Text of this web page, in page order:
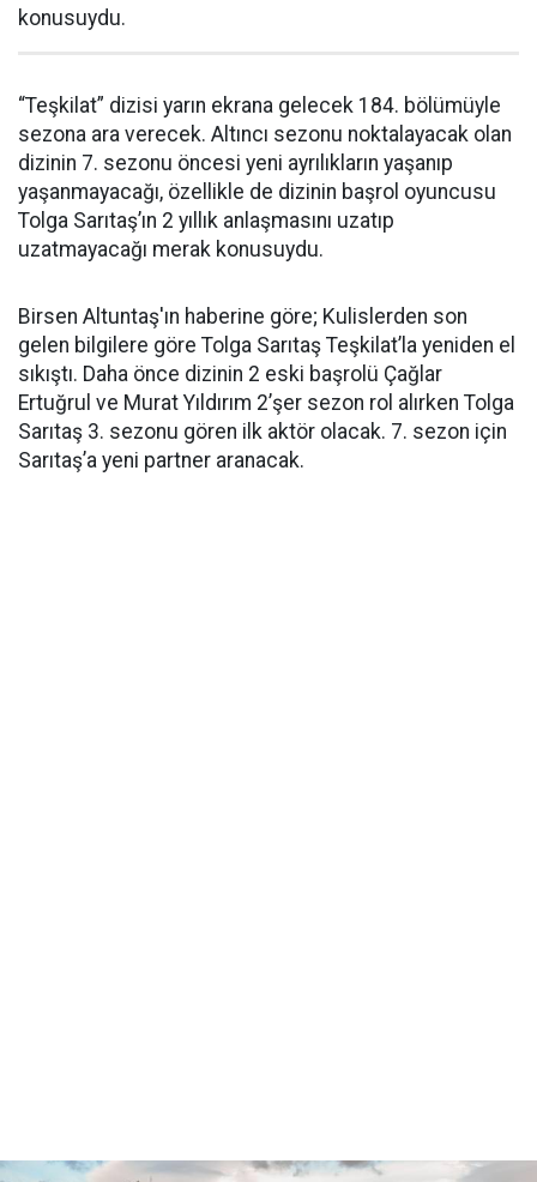
konusuydu.
“Teşkilat” dizisi yarın ekrana gelecek 184. bölümüyle
sezona ara verecek. Altıncı sezonu noktalayacak olan
dizinin 7. sezonu öncesi yeni ayrılıkların yaşanıp
yaşanmayacağı, özellikle de dizinin başrol oyuncusu
Tolga Sarıtaş’ın 2 yıllık anlaşmasını uzatıp
uzatmayacağı merak konusuydu.
Birsen Altuntaş'ın haberine göre; Kulislerden son
gelen bilgilere göre Tolga Sarıtaş Teşkilat’la yeniden el
sıkıştı. Daha önce dizinin 2 eski başrolü Çağlar
Ertuğrul ve Murat Yıldırım 2’şer sezon rol alırken Tolga
Sarıtaş 3. sezonu gören ilk aktör olacak. 7. sezon için
Sarıtaş’a yeni partner aranacak.